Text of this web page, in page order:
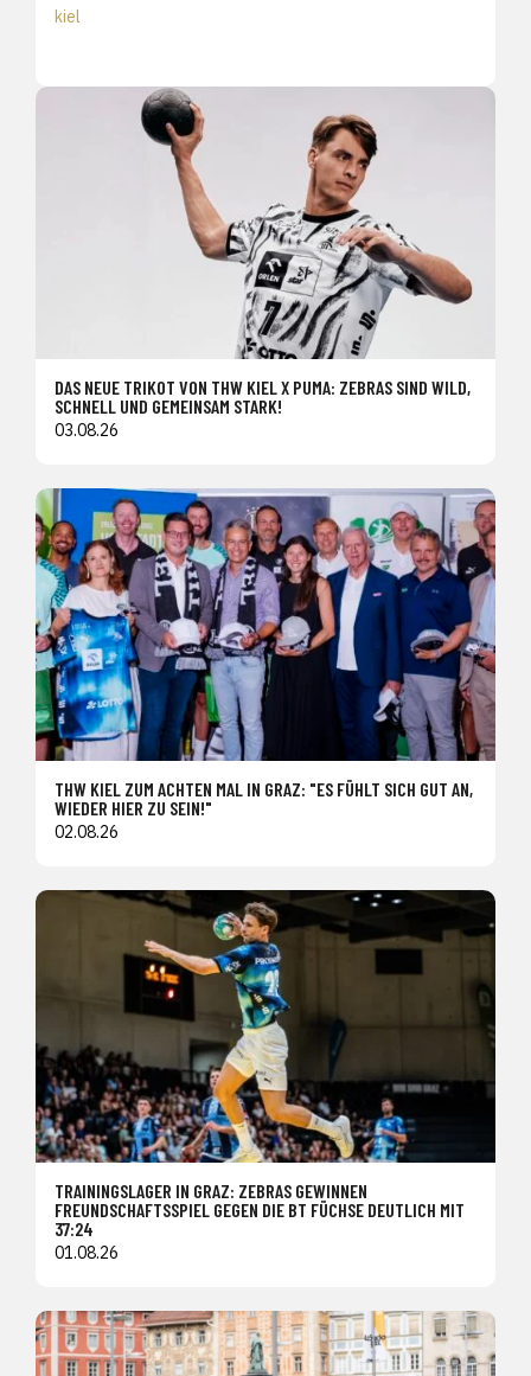
kiel
DAS NEUE TRIKOT VON THW KIEL X PUMA: ZEBRAS SIND WILD,
SCHNELL UND GEMEINSAM STARK!
03.08.26
THW KIEL ZUM ACHTEN MAL IN GRAZ: "ES FÜHLT SICH GUT AN,
WIEDER HIER ZU SEIN!"
02.08.26
TRAININGSLAGER IN GRAZ: ZEBRAS GEWINNEN
FREUNDSCHAFTSSPIEL GEGEN DIE BT FÜCHSE DEUTLICH MIT
37:24
01.08.26